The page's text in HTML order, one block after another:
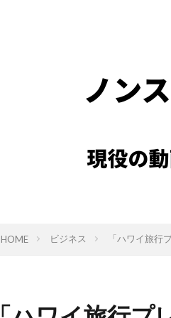
HOME ビジネス 「ハワイ旅行